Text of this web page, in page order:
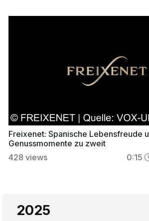
Freixenet: Spanische Lebensfreude
Genussmomente zu zweit
428 views 0:15
2025